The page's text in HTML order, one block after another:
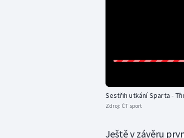
Sestřih utkání Sparta -
Zdroj: ČT sport
Ještě v závěru